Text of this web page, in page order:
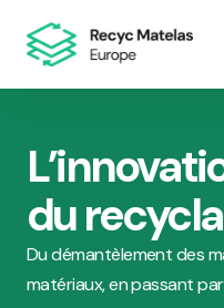
du
Du démantèlement des
matériaux, en passant